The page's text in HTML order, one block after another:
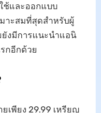
ช้และออกแบบ
าะสมที่สุดสำหรับผู้
งมีการแนะนำแอนิ
กอีกด้วย
เพียง 29.99 เหรียญ